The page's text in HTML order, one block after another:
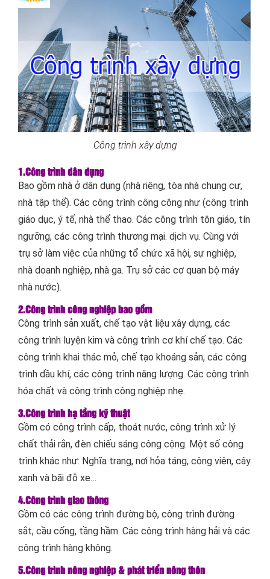
Công trình xây dựng
1.Công trình dân dụng
Bao gồm nhà ở dân dụng (nhà riêng, tòa nhà chung cư,
nhà tập thể). Các công trình công cộng như (công trình
giáo dục, ý tế, nhà thể thao. Các công trình tôn giáo, tín
ngưỡng, các công trình thương mại. dịch vụ. Cùng với
trụ sở làm việc của những tổ chức xã hội, sự nghiệp,
nhà doanh nghiệp, nhà ga. Trụ sở các cơ quan bộ máy
nhà nước).
2.Công trình công nghiệp bao gồm
Công trình sản xuất, chế tạo vật liệu xây dựng, các
công trình luyện kim và công trình cơ khí chế tạo. Các
công trình khai thác mỏ, chế tạo khoáng sản, các công
trình dầu khí, các công trình năng lượng. Các công trình
hóa chất và công trình công nghiệp nhẹ.
3.Công trình hạ tầng kỹ thuật
Gồm có công trình cấp, thoát nước, công trình xử lý
chất thải rắn, đèn chiếu sáng công cộng. Một số công
trình khác như: Nghĩa trang, nơi hỏa táng, công viên, cây
xanh và bãi đỗ xe…
4.Công trình giao thông
Gồm có các công trình đường bộ, công trình đường
sắt, cầu cống, tầng hầm. Các công trình hàng hải và các
công trình hàng không.
5.Công trình nông nghiệp & phát triển nông thôn